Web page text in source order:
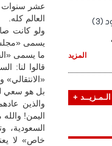
عشر سنوات
العالم كله.
ولو كانت
يسمى
ما يسمى
قالوا لنا:
بل هو سعي
والذين
اليمن!
السعودية،
خاص» لا
(3)
المزيد
الـمـزيــد +